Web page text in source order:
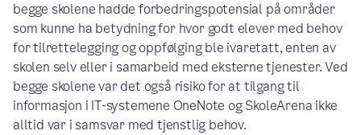
begge skolene hadde forbedringspotensial på områder
som kunne ha betydning for hvor godt elever med behov
for tilrettelegging og oppfølging ble ivaretatt, enten av
skolen selv eller i samarbeid med eksterne tjenester. Ved
begge skolene var det også risiko for at tilgang til
informasjon i IT-systemene OneNote og SkoleArena ikke
alltid var i samsvar med tjenstlig behov.